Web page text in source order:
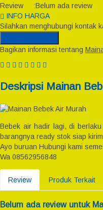
Review
:Belum ada review
INFO HARGA
Silahkan menghubungi kontak
Bagikan informasi tentang
Deskripsi Mainan
Bebek air hadir lagi, di
barangnya ready stok siap
Ayo buruan Hubungi kami
Wa 08562956848
Review Produk Terkait
Belum ada review untuk